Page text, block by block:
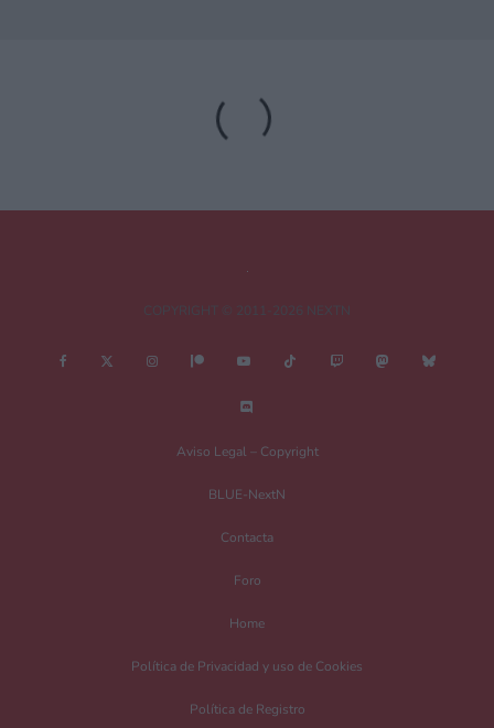
Tu dirección de correo electrónico no será publicada.
obligatorios están marcados con*
Guarda mi nombre, correo electrónico y web en este navegador para la
Aviso Legal – Copyright
BLUE-NextN
Contacta
Foro
Home
Política de Privacidad y uso de Cookies
Política de Registro